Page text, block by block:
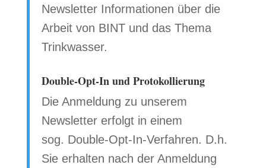
Newsletter Informationen über die
Arbeit von BINT und das Thema
Trinkwasser.
Double-Opt-In und Protokollierung
Die Anmeldung zu unserem
Newsletter erfolgt in einem
sog. Double-Opt-In-Verfahren. D.h.
Sie erhalten nach der Anmeldung